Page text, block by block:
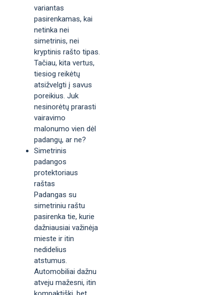
variantas
pasirenkamas, kai
netinka nei
simetrinis, nei
kryptinis rašto tipas.
Tačiau, kita vertus,
tiesiog reikėtų
atsižvelgti į savus
poreikius. Juk
nesinorėtų prarasti
vairavimo
malonumo vien dėl
padangų, ar ne?
Simetrinis
padangos
protektoriaus
raštas
Padangas su
simetriniu raštu
pasirenka tie, kurie
dažniausiai važinėja
mieste ir itin
nedidelius
atstumus.
Automobiliai dažnu
atveju mažesni, itin